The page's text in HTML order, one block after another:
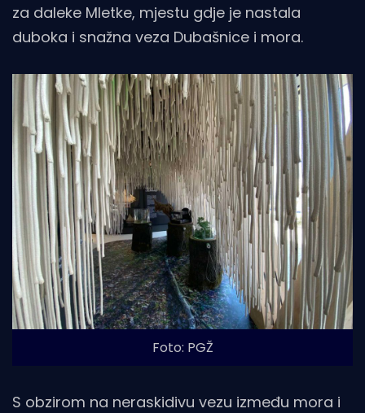
za daleke Mletke, mjestu gdje je nastala
duboka i snažna veza Dubašnice i mora.
Foto: PGŽ
S obzirom na neraskidivu vezu između mora i